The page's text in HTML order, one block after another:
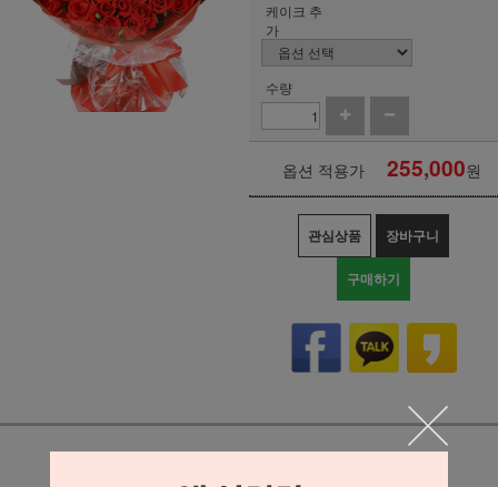
케이크 추
가
수량
옵션 적용가 255,000원
관심상품 장바구니
구매하기
상세정보 새창 열기